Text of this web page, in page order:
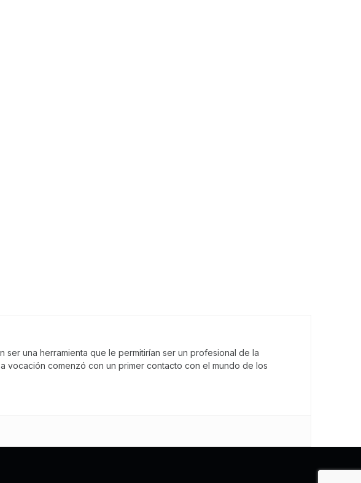
una herramienta que le permitirían ser un profesional de la
vocación comenzó con un primer contacto con el mundo de los